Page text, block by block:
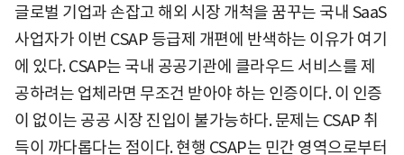
글로벌 기업과 손잡고 해외 시장 개척을 꿈꾸는 국내 SaaS
사업자가 이번 CSAP 등급제 개편에 반색하는 이유가 여기
에 있다. CSAP는 국내 공공기관에 클라우드 서비스를 제
공하려는 업체라면 무조건 받아야 하는 인증이다. 이 인증
이 없이는 공공 시장 진입이 불가능하다. 문제는 CSAP 취
득이 까다롭다는 점이다. 현행 CSAP는 민간 영역으로부터